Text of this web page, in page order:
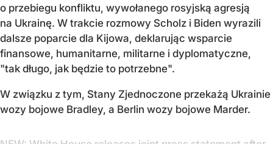
o przebiegu konfliktu, wywołanego rosyjską agresją
na Ukrainę. W trakcie rozmowy Scholz i Biden wyrazili
dalsze poparcie dla Kijowa, deklarując wsparcie
finansowe, humanitarne, militarne i dyplomatyczne,
"tak długo, jak będzie to potrzebne".
W związku z tym, Stany Zjednoczone przekażą Ukrainie
wozy bojowe Bradley, a Berlin wozy bojowe Marder.